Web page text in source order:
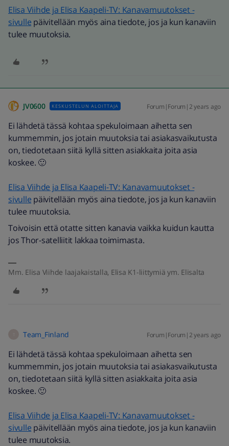
Elisa Viihde ja Elisa Kaapeli-TV: Kanavamuutokset -
sivulle päivitellään myös aina tiedote, jos ja kun kanaviin
tulee muutoksia.
JV0600 KESKUSTELUN ALOITTAJA Forum|Forum|2 years ago
Ei lähdetä tässä kohtaa spekuloimaan aihetta sen
kummemmin, jos jotain muutoksia tai asiakasvaikutusta
on, tiedotetaan siitä kyllä sitten asiakkaita joita asia
koskee. 🙂
Elisa Viihde ja Elisa Kaapeli-TV: Kanavamuutokset -
sivulle päivitellään myös aina tiedote, jos ja kun kanaviin
tulee muutoksia.
Toivoisin että otatte sitten kanavia vaikka kuidun kautta
jos Thor-satelliitit lakkaa toimimasta.
Mm. Elisa Viihde laajakaistalla, Elisa K1-liittymiä ym. Elisalta
Team_Finland Forum|Forum|2 years ago
Ei lähdetä tässä kohtaa spekuloimaan aihetta sen
kummemmin, jos jotain muutoksia tai asiakasvaikutusta
on, tiedotetaan siitä kyllä sitten asiakkaita joita asia
koskee. 🙂
Elisa Viihde ja Elisa Kaapeli-TV: Kanavamuutokset -
sivulle päivitellään myös aina tiedote, jos ja kun kanaviin
tulee muutoksia.